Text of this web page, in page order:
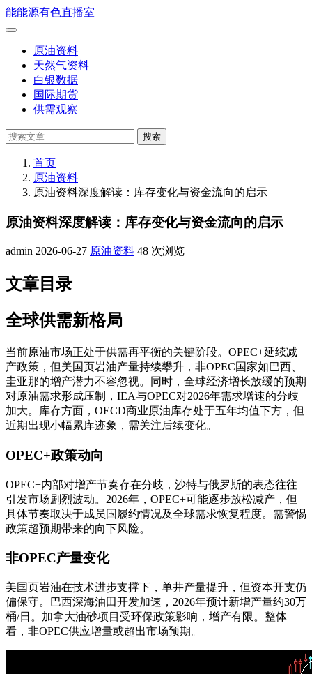
跳
到
能能源有色直播室
打
原油资料
天然气资料
白银数据
国际期货
供需观察
搜
搜索
首页
原油资料
原油资料深度解读：库存变化与资金流向的启示
原油资料深度解读：库存变化与资金流向的启示
admin 2026-06-27 原油资料 48 次浏览
文章目录
全球供需新格局
当前原油市场正处于供需再平衡的关键阶段。OPEC+延续减
产政策，但美国页岩油产量持续攀升，非OPEC国家如巴西、
圭亚那的增产潜力不容忽视。同时，全球经济增长放缓的预期
对原油需求形成压制，IEA与OPEC对2026年需求增速的分歧
加大。库存方面，OECD商业原油库存处于五年均值下方，但
近期出现小幅累库迹象，需关注后续变化。
OPEC+政策动向
OPEC+内部对增产节奏存在分歧，沙特与俄罗斯的表态往往
引发市场剧烈波动。2026年，OPEC+可能逐步放松减产，但
具体节奏取决于成员国履约情况及全球需求恢复程度。需警惕
政策超预期带来的向下风险。
非OPEC产量变化
美国页岩油在技术进步支撑下，单井产量提升，但资本开支仍
偏保守。巴西深海油田开发加速，2026年预计新增产量约30万
桶/日。加拿大油砂项目受环保政策影响，增产有限。整体
看，非OPEC供应增量或超出市场预期。